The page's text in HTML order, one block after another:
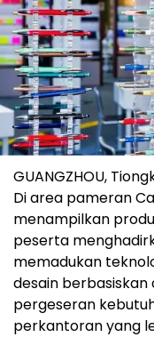
GUANGZHOU,
Di area pameran
menampilkan
peserta
memadukan
desain
pergeseran
perkantoran yang